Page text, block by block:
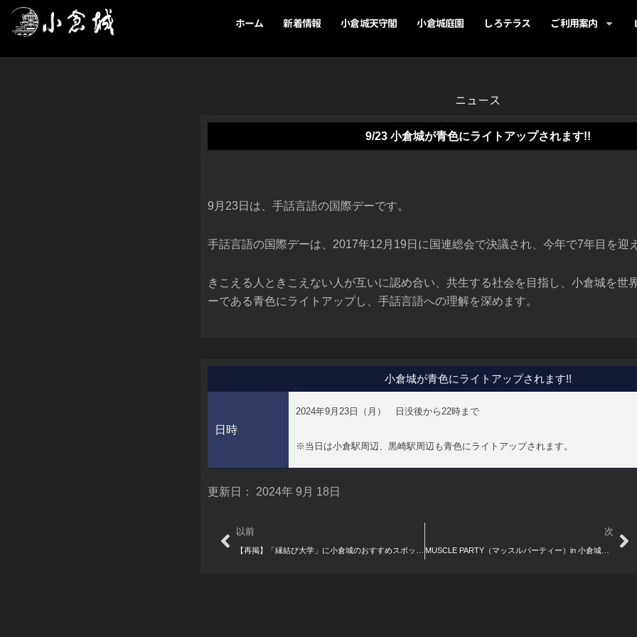
ホーム 新着情報 小倉城天守閣 小倉城庭園 しろテラス ご利用案内
ニュース
9/23 小倉城が青色にライトアップされます!!
9月23日は、手話言語の国際デーです。
手話言語の国際デーは、2017年12月19日に国連総会で決議され、今年で7年目を迎
きこえる人ときこえない人が互いに認め合い、共生する社会を目指し、小倉城を世
ーである青色にライトアップし、手話言語への理解を深めます。
小倉城が青色にライトアップされます!!
日時
2024年9月 23日（月） 日 没後から 22時まで
※ 当日は小倉駅周辺、黒崎駅周辺も青色にライトアップされます。
更新日： 2024年 9月 18日
Prev
以前 次
MUSCLE PARTY（マッスルパーティー）in 小倉城天守閣